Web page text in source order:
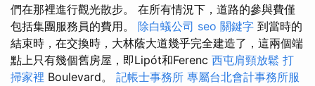
們在那裡進行觀光散步。 在所有情況下，道路的參與費僅
包括集團服務員的費用。 除白蟻公司 seo 關鍵字 到當時的
結束時，在交換時，大林蔭大道幾乎完全建造了，這兩個端
點上只有幾個舊房屋，即Lipót和Ferenc 西屯肩頸放鬆 打
掃家裡 Boulevard。 記帳士事務所 專屬台北會計事務所服